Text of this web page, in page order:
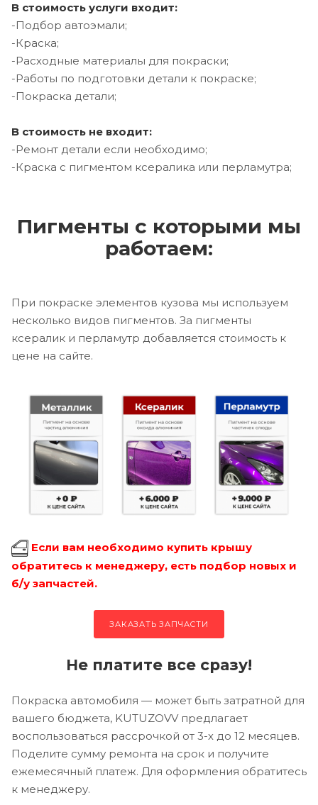
В стоимость услуги входит:
-Подбор автоэмали;
-Краска;
-Расходные материалы для покраски;
-Работы по подготовки детали к покраске;
-Покраска детали;
В стоимость не входит:
-Ремонт детали если необходимо;
-Краска с пигментом ксералика или перламутра;
Пигменты с которыми мы
работаем:
При покраске элементов кузова мы используем
несколько видов пигментов. За пигменты
ксералик и перламутр добавляется стоимость к
цене на сайте.
Если вам необходимо купить крышу
обратитесь к менеджеру, есть подбор новых и
б/у запчастей.
ЗАКАЗАТЬ ЗАПЧАСТИ
Не платите все сразу!
Покраска автомобиля — может быть затратной для
вашего бюджета, KUTUZOVV предлагает
воспользоваться рассрочкой от 3-х до 12 месяцев.
Поделите сумму ремонта на срок и получите
ежемесячный платеж. Для оформления обратитесь
к менеджеру.